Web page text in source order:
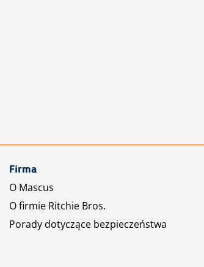
Firma
O Mascus
O firmie Ritchie Bros.
Porady dotyczące bezpieczeństwa